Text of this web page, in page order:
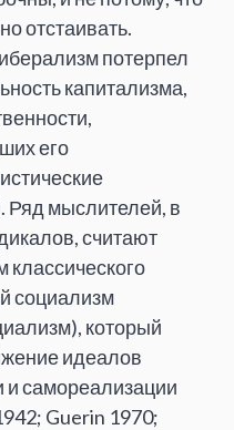
отстаивать.
потерпел
капитализма,
его
Ряд мыслителей, в
считают
социализм
который
идеалов
и самореализации
Guerin 1970;